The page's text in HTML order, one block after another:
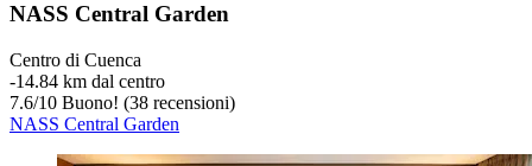
NASS Central Garden
Centro di Cuenca
‐14.84 km dal centro
7.6/10 Buono! (38 recensioni)
NASS Central Garden